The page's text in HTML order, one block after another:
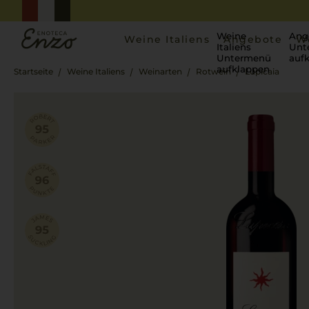
Weine Italiens
Weine
Italiens
Untermenü
aufklappen
Angebote
Startseite Weine Italiens Weinarten Rotwein Lupicaia